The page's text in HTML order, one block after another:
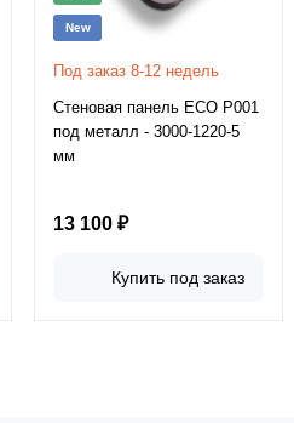
New
Под заказ 8-12 недель
Стеновая панель ECO P001
под металл - 3000-1220-5
мм
13 100 ₽
Купить под заказ